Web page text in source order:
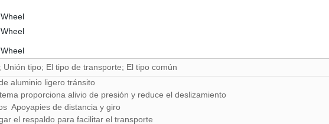
Unión tipo; El tipo de transporte; El tipo común
aluminio ligero tránsito
proporciona alivio de presión y reduce el deslizamiento
Apoyapies de distancia y giro
el respaldo para facilitar el transporte